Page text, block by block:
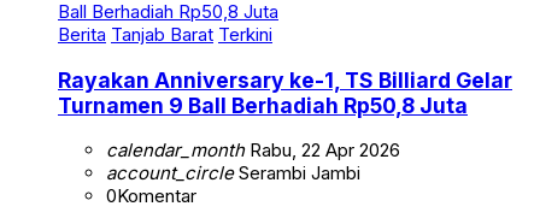
Berita Tanjab Barat Terkini
Rayakan Anniversary ke-1, TS Billiard Gelar
Turnamen 9 Ball Berhadiah Rp50,8 Juta
calendar_monthRabu, 22 Apr 2026
account_circleSerambi Jambi
0Komentar